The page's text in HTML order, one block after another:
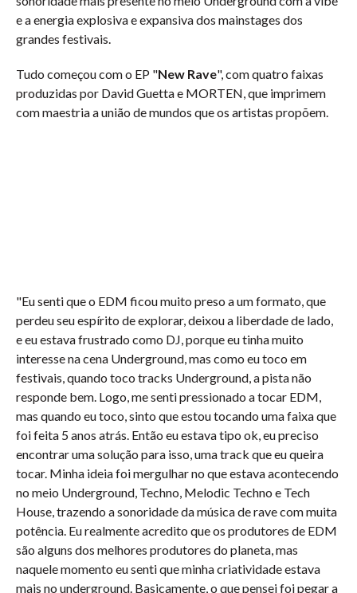
e a energia explosiva e expansiva dos mainstages dos
grandes festivais.
Tudo começou com o EP "New Rave", com quatro faixas
produzidas por David Guetta e MORTEN, que imprimem
com maestria a união de mundos que os artistas propõem.
"Eu senti que o EDM ficou muito preso a um formato, que
perdeu seu espírito de explorar, deixou a liberdade de lado,
e eu estava frustrado como DJ, porque eu tinha muito
interesse na cena Underground, mas como eu toco em
festivais, quando toco tracks Underground, a pista não
responde bem. Logo, me senti pressionado a tocar EDM,
mas quando eu toco, sinto que estou tocando uma faixa que
foi feita 5 anos atrás. Então eu estava tipo ok, eu preciso
encontrar uma solução para isso, uma track que eu queira
tocar. Minha ideia foi mergulhar no que estava acontecendo
no meio Underground, Techno, Melodic Techno e Tech
House, trazendo a sonoridade da música de rave com muita
potência. Eu realmente acredito que os produtores de EDM
são alguns dos melhores produtores do planeta, mas
naquele momento eu senti que minha criatividade estava
mais no underground. Basicamente, o que pensei foi pegar a